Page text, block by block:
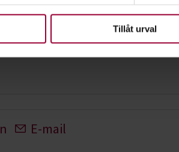
som möjligt använder vi kakor
Tillåt urval
Natur, Djur & Miljö
E-mail